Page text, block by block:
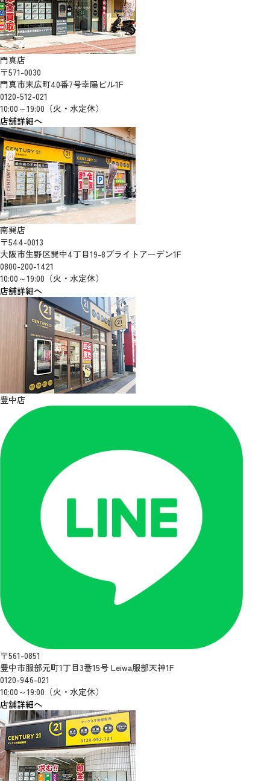
門真店
〒571-0030
門真市末広町40番7号幸陽ビル1F
0120-512-021
10:00～19:00（火・水定休）
店舗詳細へ
南巽店
〒544-0013
大阪市生野区巽中4丁目19-8ブライトアーデン1F
0800-200-1421
10:00～19:00（火・水定休）
店舗詳細へ
豊中店
〒561-0851
豊中市服部元町1丁目3番15号 Leiwa服部天神1F
0120-946-021
10:00～19:00（火・水定休）
店舗詳細へ